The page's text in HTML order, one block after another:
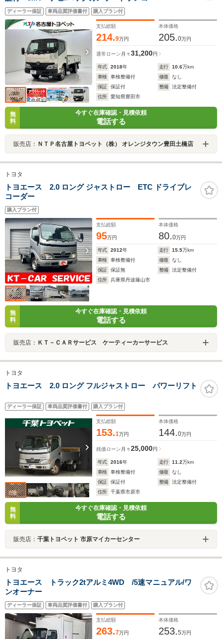
ディーラー保証 車両品質評価書付 購入プラン付
支払総額
214.9万円
本体価格
205.0万円
通常ローン 月々31,200円
年式 2018年 走行 10.6万km
車検
車検整備付 修復
なし
保証
保証付 整備
法定整備付
住所
愛知県豊田市
無
料
今すぐ在庫確認・見積依頼
電話する
販売店： ＮＴＰ名古屋トヨペット（株） オレンジタウン豊田土橋店
トヨタ
トヨエース 2.0 ロング ジャストロー ETC ドライブレ
コーダー
購入プラン付
支払総額
95万円
本体価格
80.0万円
年式 2012年 走行 15.5万km
車検
車検整備付 修復
なし
保証
保証無 整備
法定整備付
住所
兵庫県丹波篠山市
無
料
今すぐ在庫確認・見積依頼
電話する
販売店： ＫＴ－ＣＡＲサービス ケーティーカーサービス
トヨタ
トヨエース 2.0 ロング フルジャストロー パワーリフト
ディーラー保証 車両品質評価書付 購入プラン付
支払総額
153.1万円
本体価格
144.0万円
残価ローン 月々25,000円
年式 2016年 走行 11.2万km
車検
車検整備付 修復
なし
保証
保証付 整備
法定整備付
住所
千葉県市原市
無
料
今すぐ在庫確認・見積依頼
電話する
販売店： 千葉トヨペット 市原マイカーセンター
トヨタ
トヨエース トラック2tアルミ4WD /5速マニュアル/ワ
ンオーナー
ディーラー保証 車両品質評価書付 購入プラン付
支払総額
263.7万円
本体価格
253.5万円